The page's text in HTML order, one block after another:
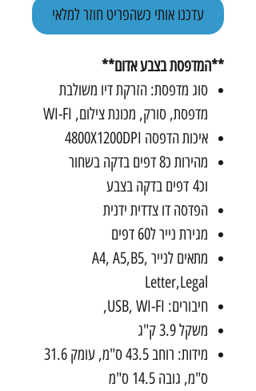
עדכנו אותי כשהפריט חוזר למלאי
**המדפסת בצבע אדום**
סוג מדפסת: הזרקת דיו משולבת
מדפסת, סורק, מכונת צילום, WI-FI
איכות הדפסה 4800X1200DPI
מהירות כ8 דפים בדקה בשחור
וכ4 דפים בדקה בצבע
הפדסה דו צדדית ידנית
מגירת נייר ל60 דפים
מתאים לנייר A4, A5,B5,
Letter,Legal
חיבורים: USB, WI-FI,
משקל 3.9 ק"ג
מידות: רוחב 43.5 ס"מ, עומק 31.6
ס"מ, גובה 14.5 ס"מ